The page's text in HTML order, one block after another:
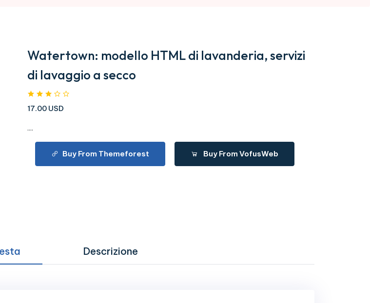
Watertown: modello HTML di lavanderia, servizi
di lavaggio a secco
17.00 USD
....
Buy From Themeforest Buy From VofusWeb
Descrizione